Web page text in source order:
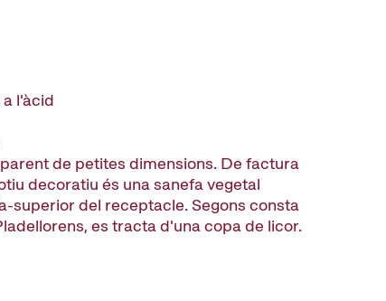
l'àcid
de petites dimensions. De factura
decoratiu és una sanefa vegetal
superior del receptacle. Segons consta
es tracta d'una copa de licor.